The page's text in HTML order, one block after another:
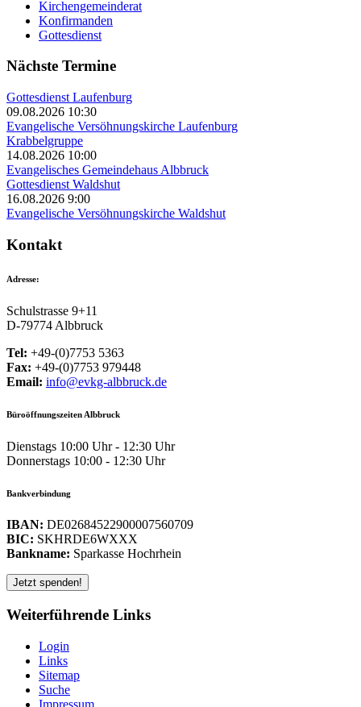
Kirchengemeinderat
Konfirmanden
Gottesdienst
Nächste Termine
Gottesdienst Laufenburg
09.08.2026 10:30
Evangelische Versöhnungskirche Laufenburg
Krabbelgruppe
14.08.2026 10:00
Evangelisches Gemeindehaus Albbruck
Gottesdienst Waldshut
16.08.2026 9:00
Evangelische Versöhnungskirche Waldshut
Kontakt
Adresse:
Schulstrasse 9+11
D-79774 Albbruck
Tel: +49-(0)7753 5363
Fax: +49-(0)7753 979448
Email: info@evkg-albbruck.de
Büroöffnungszeiten Albbruck
Dienstags 10:00 Uhr - 12:30 Uhr
Donnerstags 10:00 - 12:30 Uhr
Bankverbindung
IBAN: DE02684522900007560709
BIC: SKHRDE6WXXX
Bankname: Sparkasse Hochrhein
Weiterführende Links
Login
Links
Sitemap
Suche
Impressum